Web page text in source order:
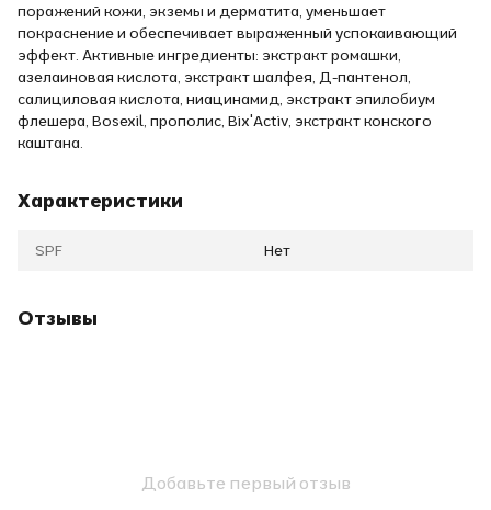
поражений кожи, экземы и дерматита, уменьшает
покраснение и обеспечивает выраженный успокаивающий
эффект. Активные ингредиенты: экстракт ромашки,
азелаиновая кислота, экстракт шалфея, Д-пантенол,
салициловая кислота, ниацинамид, экстракт эпилобиум
флешера, Bosexil, прополис, Bix'Activ, экстракт конского
каштана.
Характеристики
SPF Нет
Отзывы
Добавьте первый отзыв